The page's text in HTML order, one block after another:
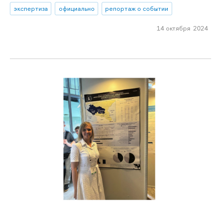
экспертиза
официально репортаж о событии
14 октября 2024